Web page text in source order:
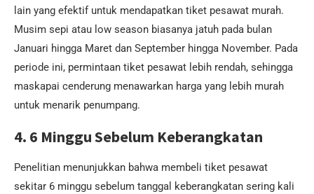
lain yang efektif untuk mendapatkan tiket pesawat murah.
Musim sepi atau low season biasanya jatuh pada bulan
Januari hingga Maret dan September hingga November. Pada
periode ini, permintaan tiket pesawat lebih rendah, sehingga
maskapai cenderung menawarkan harga yang lebih murah
untuk menarik penumpang.
4. 6 Minggu Sebelum Keberangkatan
Penelitian menunjukkan bahwa membeli tiket pesawat
sekitar 6 minggu sebelum tanggal keberangkatan sering kali